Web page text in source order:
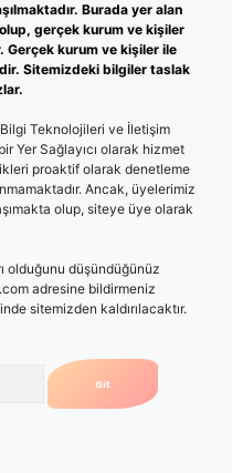
Burada yer alan
gerçek kurum ve kişiler
Gerçek kurum ve kişiler ile
Sitemizdeki bilgiler taslak
Teknolojileri ve İletişim
Yer Sağlayıcı olarak hizmet
proaktif olarak denetleme
Ancak, üyelerimiz
olup, siteye üye olarak
olduğunu düşündüğünüz
adresine bildirmeniz
sitemizden kaldırılacaktır.